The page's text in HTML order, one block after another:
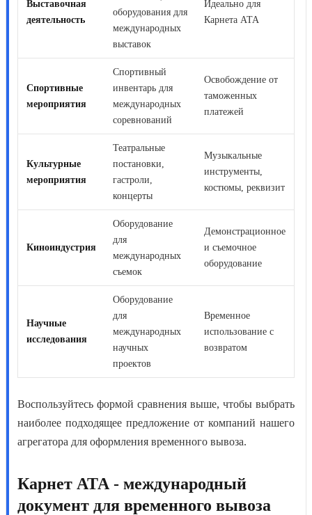
Выставочная
деятельность
оборудования для
международных
выставок
Идеально для
Карнета АТА
Спортивные
мероприятия
Спортивный
инвентарь для
международных
соревнований
Освобождение от
таможенных
платежей
Культурные
мероприятия
Театральные
постановки,
гастроли,
концерты
Музыкальные
инструменты,
костюмы, реквизит
Киноиндустрия
Оборудование
для
международных
съемок
Демонстрационное
и съемочное
оборудование
Научные
исследования
Оборудование
для
международных
научных
проектов
Временное
использование с
возвратом
Воспользуйтесь формой сравнения выше, чтобы выбрать
наиболее подходящее предложение от компаний нашего
агрегатора для оформления временного вывоза.
Карнет АТА - международный
документ для временного вывоза